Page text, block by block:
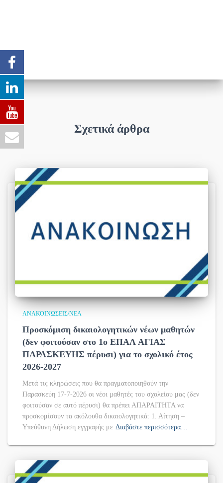
Σχετικά άρθρα
ΑΝΑΚΟΙΝΏΣΕΙΣ/ΝΈΑ
Προσκόμιση δικαιολογητικών νέων μαθητών
(δεν φοιτούσαν στο 1ο ΕΠΑΛ ΑΓΙΑΣ
ΠΑΡΑΣΚΕΥΗΣ πέρυσι) για το σχολικό έτος
2026-2027
Μετά τις κληρώσεις που θα πραγματοποιηθούν την
Παρασκεύη 17-7-2026 οι νέοι μαθητές του σχολείου μας (δεν
φοιτούσαν σε αυτό πέρυσι) θα πρέπει ΑΠΑΡΑΙΤΗΤΑ να
προσκομίσουν τα ακόλουθα δικαιολογητικά: 1. Αίτηση –
Υπεύθυνη Δήλωση εγγραφής με Διαβάστε περισσότερα…